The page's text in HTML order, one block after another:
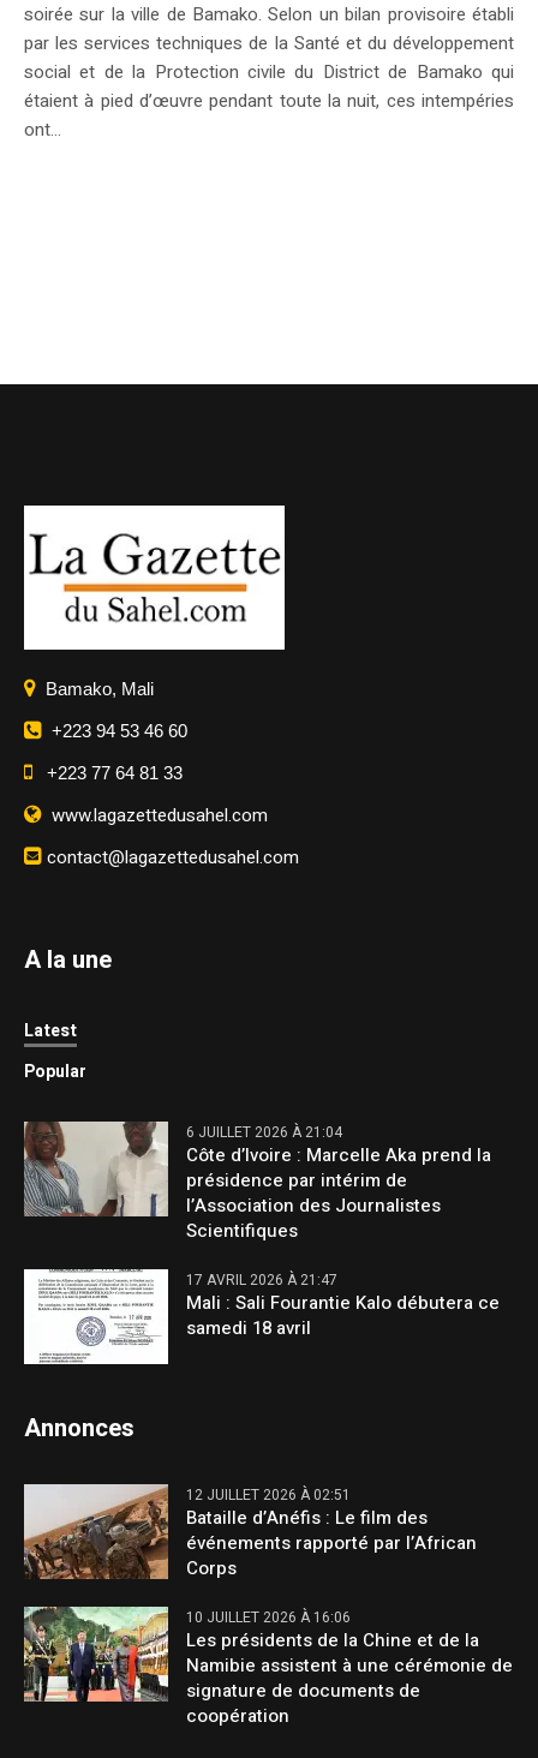
soirée sur la ville de Bamako. Selon un bilan provisoire établi
par les services techniques de la Santé et du développement
social et de la Protection civile du District de Bamako qui
étaient à pied d’œuvre pendant toute la nuit, ces intempéries
ont...
Bamako, Mali
+223 94 53 46 60
+223 77 64 81 33
www.lagazettedusahel.com
contact@lagazettedusahel.com
A la une
Latest
Popular
6 JUILLET 2026 À 21:04
Côte d’Ivoire : Marcelle Aka prend la
présidence par intérim de
l’Association des Journalistes
Scientifiques
17 AVRIL 2026 À 21:47
Mali : Sali Fourantie Kalo débutera ce
samedi 18 avril
Annonces
12 JUILLET 2026 À 02:51
Bataille d’Anéfis : Le film des
événements rapporté par l’African
Corps
10 JUILLET 2026 À 16:06
Les présidents de la Chine et de la
Namibie assistent à une cérémonie de
signature de documents de
coopération